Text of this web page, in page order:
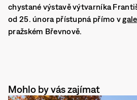
chystané výstavě výtvarníka
od 25. února přístupná přímo v
pražském Břevnově.
Mohlo by vás zajímat